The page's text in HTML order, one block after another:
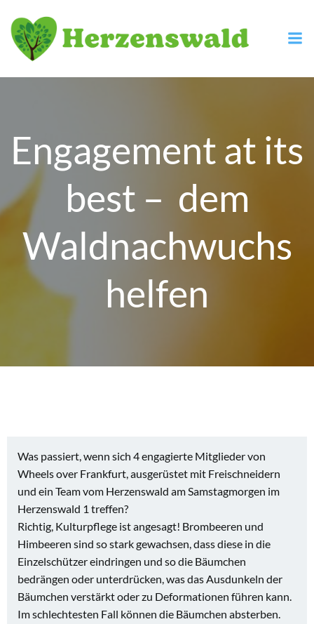
springen
Engagement at its
best – dem
Waldnachwuchs
helfen
Was passiert, wenn sich 4 engagierte Mitglieder von
Wheels over Frankfurt, ausgerüstet mit Freischneidern
und ein Team vom Herzenswald am Samstagmorgen im
Herzenswald 1 treffen?
Richtig, Kulturpflege ist angesagt! Brombeeren und
Himbeeren sind so stark gewachsen, dass diese in die
Einzelschützer eindringen und so die Bäumchen
bedrängen oder unterdrücken, was das Ausdunkeln der
Bäumchen verstärkt oder zu Deformationen führen kann.
Im schlechtesten Fall können die Bäumchen absterben.